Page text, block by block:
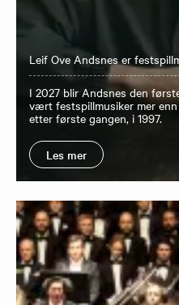
Leif Ove Andsnes er
I 2027 blir Andsnes den
vært festspillmusiker mer
etter første gangen, i 1997.
Les mer